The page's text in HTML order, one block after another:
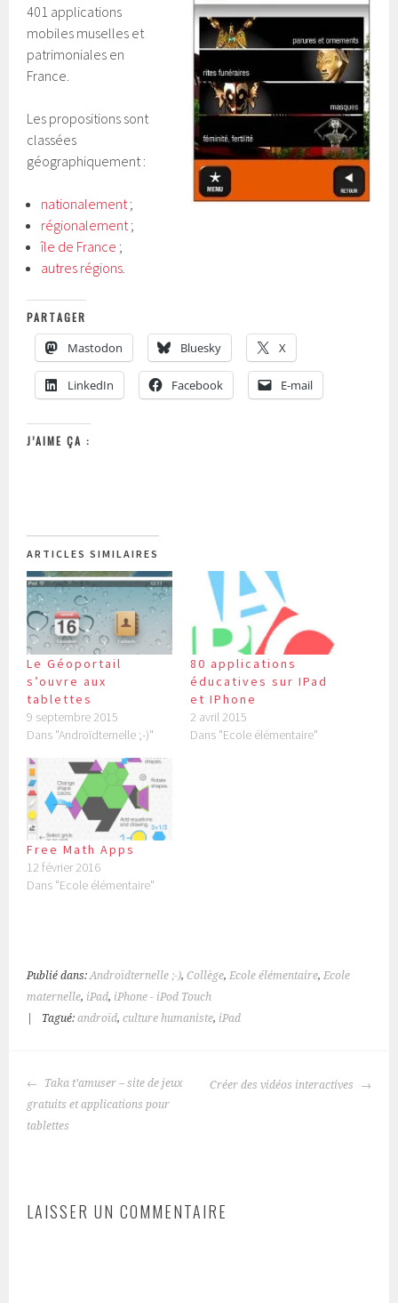
401 applications
mobiles muselles et
patrimoniales en
France.
Les propositions sont
classées
géographiquement :
nationalement;
régionalement;
île de France ;
autres régions.
PARTAGER
Mastodon Bluesky X
LinkedIn Facebook E-mail
J’AIME ÇA :
ARTICLES SIMILAIRES
Le Géoportail
s’ouvre aux
tablettes
9 septembre 2015
Dans "Androïdternelle ;-)"
80 applications
éducatives sur IPad
et IPhone
2 avril 2015
Dans "Ecole élémentaire"
Free Math Apps
12 février 2016
Dans "Ecole élémentaire"
Publié dans:Androïdternelle ;-),Collège,Ecole élémentaire,Ecole
maternelle, iPad, iPhone - iPod Touch
Tagué:androïd,culture humaniste, iPad
NAVIGATION
DES
ARTICLES
Taka t’amuser – site de jeux
gratuits et applications pour
tablettes
Créer des vidéos interactives
LAISSER UN COMMENTAIRE